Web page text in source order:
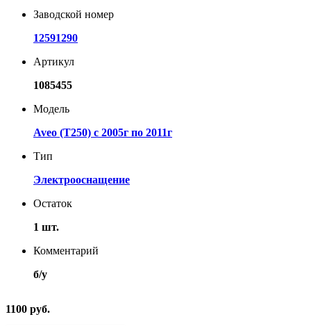
Заводской номер
12591290
Артикул
1085455
Модель
Aveo (T250) с 2005г по 2011г
Тип
Электрооснащение
Остаток
1 шт.
Комментарий
б/у
1100 руб.